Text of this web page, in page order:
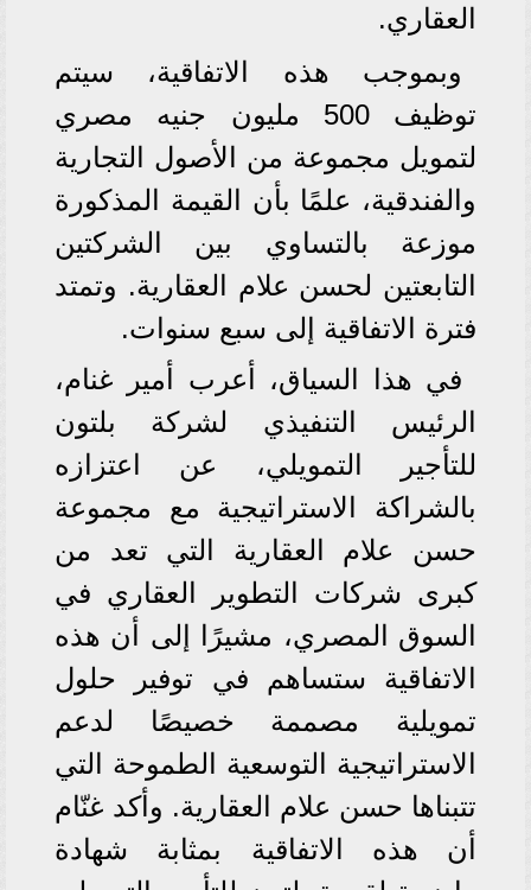
العقاري.
وبموجب هذه الاتفاقية، سيتم
توظيف 500 مليون جنيه مصري
لتمويل مجموعة من الأصول التجارية
والفندقية، علمًا بأن القيمة المذكورة
موزعة بالتساوي بين الشركتين
التابعتين لحسن علام العقارية. وتمتد
فترة الاتفاقية إلى سبع سنوات.
في هذا السياق، أعرب أمير غنام،
الرئيس التنفيذي لشركة بلتون
للتأجير التمويلي، عن اعتزازه
بالشراكة الاستراتيجية مع مجموعة
حسن علام العقارية التي تعد من
كبرى شركات التطوير العقاري في
السوق المصري، مشيرًا إلى أن هذه
الاتفاقية ستساهم في توفير حلول
تمويلية مصممة خصيصًا لدعم
الاستراتيجية التوسعية الطموحة التي
تتبناها حسن علام العقارية. وأكد غنّام
أن هذه الاتفاقية بمثابة شهادة